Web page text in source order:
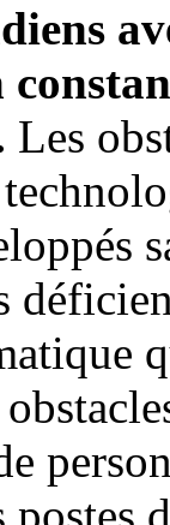
Les